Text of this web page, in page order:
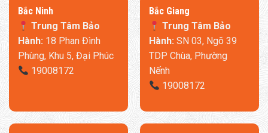
​Bắc Ninh
Trung Tâm Bảo
Hành:18 Phan Đình
Phùng, Khu 5, Đại Phúc
19008172
​Bắc Giang
Trung Tâm Bảo
Hành:SN 03, Ngõ 39
TDP Chùa, Phường
Nếnh
19008172